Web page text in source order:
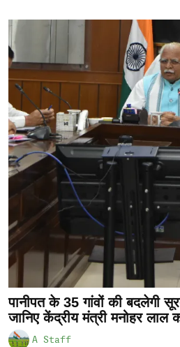
पानीपत के 35 गांवों की बदलेगी
जानिए केंद्रीय मंत्री मनोहर लाल
A Staff